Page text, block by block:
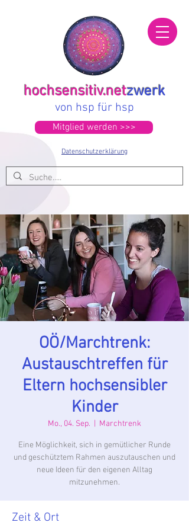
hochsensitiv.netzwerk
von hsp für hsp
Datenschutzerklärung
Mitglied werden >>>
OÖ/Marchtrenk:
Austauschtreffen für
Eltern hochsensibler
Kinder
Mo., 04. Sep. Marchtrenk
Eine Möglichkeit, sich in gemütlicher Runde
und geschütztem Rahmen auszutauschen und
neue Ideen für den eigenen Alltag
mitzunehmen.
Zeit & Ort